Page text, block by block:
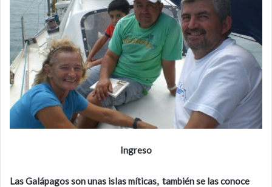
Ingreso
Las Galápagos son unas islas míticas, también se las conoce